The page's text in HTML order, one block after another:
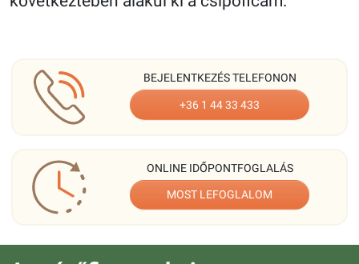
BEJELENTKEZÉS TELEFONON
+36 1 44 33 433
ONLINE IDŐPONTFOGLALÁS
MOST LEFOGLALOM